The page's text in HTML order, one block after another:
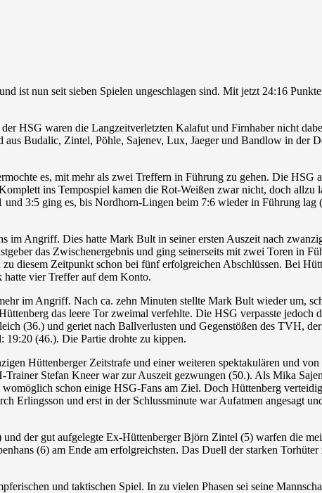
ist nun seit sieben Spielen ungeschlagen sind. Mit jetzt 24:16
HSG waren die Langzeitverletzten Kalafut und Firnhaber nicht
Budalic, Zintel, Pöhle, Sajenev, Lux, Jaeger und Bandlow in der
es, mit mehr als zwei Treffern in Führung zu gehen. Die HSG
ins Tempospiel kamen die Rot-Weißen zwar nicht, doch allzu
3:5 ging es, bis Nordhorn-Lingen beim 7:6 wieder in Führung lag
im Angriff. Dies hatte Mark Bult in seiner ersten Auszeit nach
das Zwischenergebnis und ging seinerseits mit zwei Toren in
diesem Zeitpunkt schon bei fünf erfolgreichen Abschlüssen. Bei
vier Treffer auf dem Konto.
im Angriff. Nach ca. zehn Minuten stellte Mark Bult wieder um,
das leere Tor zweimal verfehlte. Die HSG verpasste jedoch
(36.) und geriet nach Ballverlusten und Gegenstößen des TVH,
19:20 (46.). Die Partie drohte zu kippen.
Hüttenberger Zeitstrafe und einer weiteren spektakulären und
Stefan Kneer war zur Auszeit gezwungen (50.). Als Mika
schon einige HSG-Fans am Ziel. Doch Hüttenberg
Erlingsson und erst in der Schlussminute war Aufatmen angesagt
der gut aufgelegte Ex-Hüttenberger Björn Zintel (5) warfen die
(6) am Ende am erfolgreichsten. Das Duell der starken
und taktischen Spiel. In zu vielen Phasen sei seine